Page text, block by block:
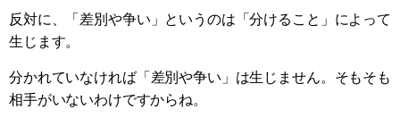
反対に、「差別や争い」というのは「分けること」によって
生じます。
分かれていなければ「差別や争い」は生じません。そもそも
相手がいないわけですからね。